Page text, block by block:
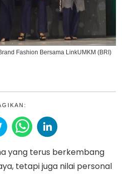
Fashion Bersama LinkUMKM (BRI)
yang terus berkembang
tetapi juga nilai personal